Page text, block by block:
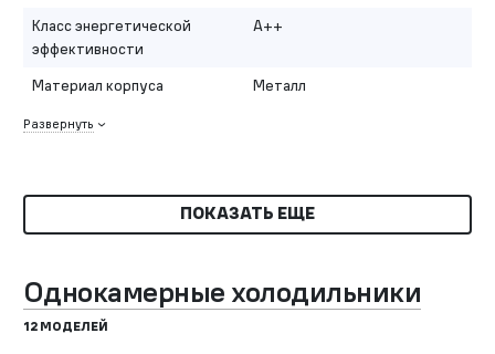
Класс энергетической
эффективности
A++
Материал корпуса Металл
Развернуть
ПОКАЗАТЬ ЕЩЕ
Однокамерные холодильники
12 МОДЕЛЕЙ